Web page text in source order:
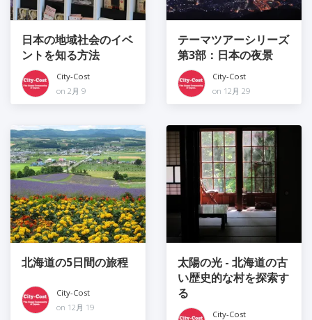
日本の地域社会のイベ
ントを知る方法
City-Cost
on 2月 9
テーマツアーシリーズ
第3部：日本の夜景
City-Cost
on 12月 29
北海道の5日間の旅程
City-Cost
on 12月 19
太陽の光 - 北海道の古
い歴史的な村を探索す
る
City-Cost